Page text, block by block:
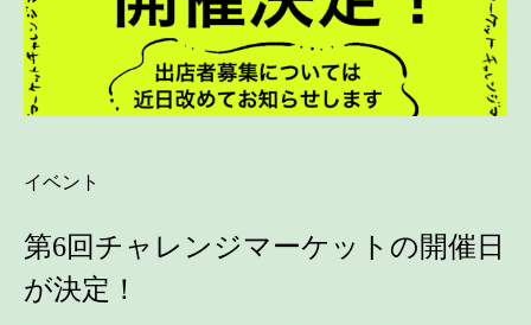
イベント
第6回チャレンジマーケットの開催日
が決定！